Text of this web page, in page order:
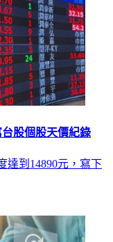
股個股天價紀錄
達到14890元，寫下